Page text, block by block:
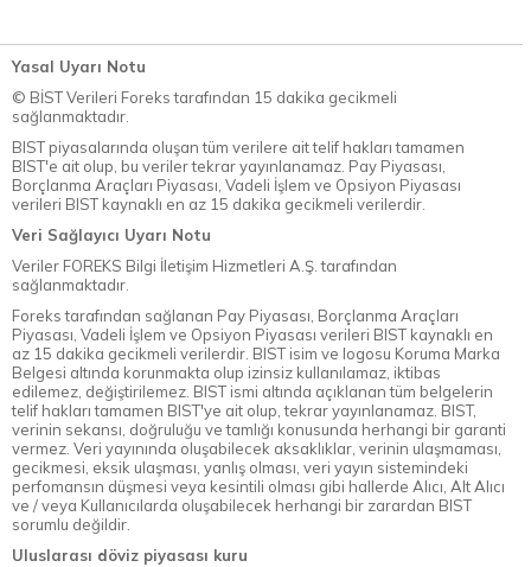
Yasal Uyarı Notu
© BİST Verileri Foreks tarafından 15 dakika gecikmeli
sağlanmaktadır.
BIST piyasalarında oluşan tüm verilere ait telif hakları tamamen
BIST'e ait olup, bu veriler tekrar yayınlanamaz. Pay Piyasası,
Borçlanma Araçları Piyasası, Vadeli İşlem ve Opsiyon Piyasası
verileri BIST kaynaklı en az 15 dakika gecikmeli verilerdir.
Veri Sağlayıcı Uyarı Notu
Veriler FOREKS Bilgi İletişim Hizmetleri A.Ş. tarafından
sağlanmaktadır.
Foreks tarafından sağlanan Pay Piyasası, Borçlanma Araçları
Piyasası, Vadeli İşlem ve Opsiyon Piyasası verileri BIST kaynaklı en
az 15 dakika gecikmeli verilerdir. BIST isim ve logosu Koruma Marka
Belgesi altında korunmakta olup izinsiz kullanılamaz, iktibas
edilemez, değiştirilemez. BIST ismi altında açıklanan tüm belgelerin
telif hakları tamamen BIST'ye ait olup, tekrar yayınlanamaz. BIST,
verinin sekansı, doğruluğu ve tamlığı konusunda herhangi bir garanti
vermez. Veri yayınında oluşabilecek aksaklıklar, verinin ulaşmaması,
gecikmesi, eksik ulaşması, yanlış olması, veri yayın sistemindeki
perfomansın düşmesi veya kesintili olması gibi hallerde Alıcı, Alt Alıcı
ve / veya Kullanıcılarda oluşabilecek herhangi bir zarardan BIST
sorumlu değildir.
Uluslarası döviz piyasası kuru